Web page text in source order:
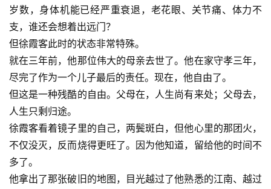
岁数，身体机能已经严重衰退，老花眼、关节痛、体力不
支，谁还会想着出远门？
但徐霞客此时的状态非常特殊。
就在三年前，他那位伟大的母亲去世了。他在家守孝三年，
尽完了作为一个儿子最后的责任。现在，他自由了。
但这是一种残酷的自由。父母在，人生尚有来处；父母去，
人生只剩归途。
徐霞客看着镜子里的自己，两鬓斑白，但他心里的那团火，
不仅没灭，反而烧得更旺了。因为他知道，留给他的时间不
多了。
他拿出了那张破旧的地图，目光越过了他熟悉的江南、越过